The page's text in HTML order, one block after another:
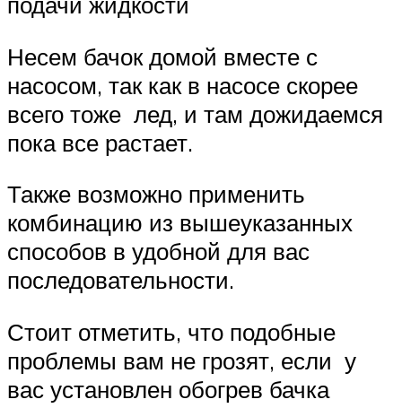
Несем бачок домой вместе с
насосом, так как в насосе скорее
всего тоже лед, и там дожидаемся
пока все растает.
Также возможно применить
комбинацию из вышеуказанных
способов в удобной для вас
последовательности.
Стоит отметить, что подобные
проблемы вам не грозят, если у
вас установлен обогрев бачка